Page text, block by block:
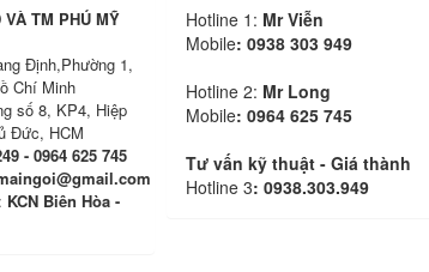
TM PHÚ MỸ
Định,Phường 1,
Chí Minh
số 8, KP4, Hiệp
Đức, HCM
- 0964 625 745
KCN Biên Hòa -
Hotline 1: Mr Viễn
Mobile: 0938 303 949
Hotline 2: Mr Long
Mobile: 0964 625 745
Tư vấn kỹ thuật - Giá thành
Hotline 3: 0938.303.949